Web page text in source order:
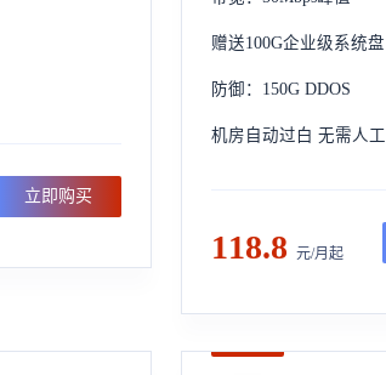
立即购买
赠送100G企业级系统盘
防御：150G DDOS
机房自动过白 无需人工
118.8元/月起